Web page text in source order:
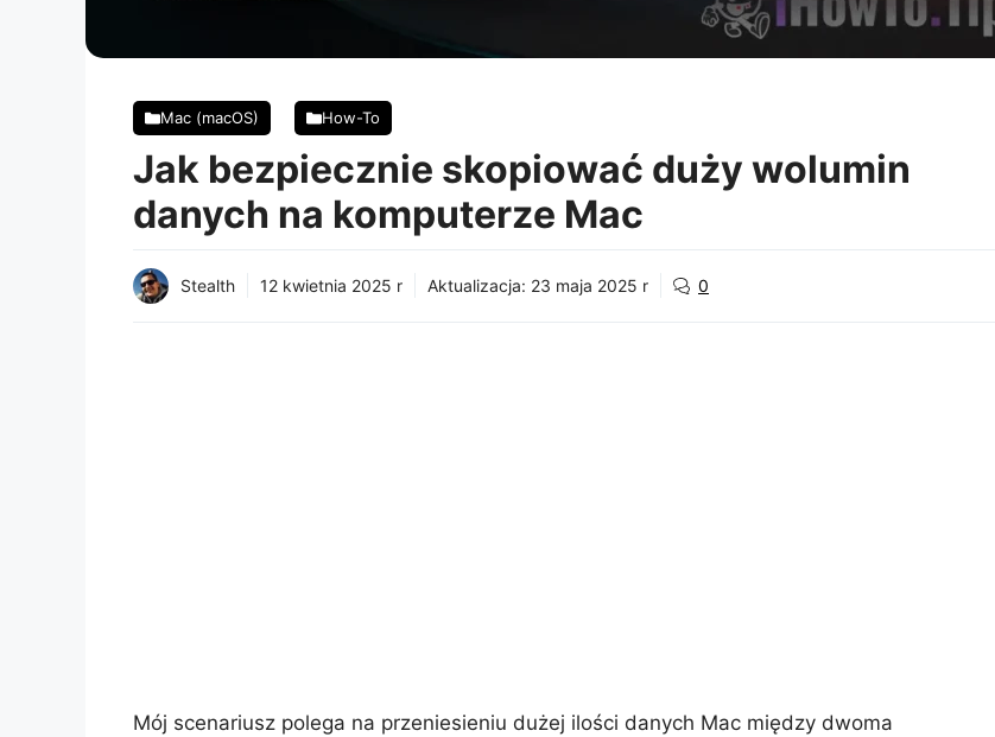
Mac (macOS) How-To
Jak bezpiecznie skopiować duży wolumin
danych na komputerze Mac
Stealth 12 kwietnia 2025 r Aktualizacja: 23 maja 2025 r 0
Mój scenariusz polega na przeniesieniu dużej ilości danych Mac między dwoma